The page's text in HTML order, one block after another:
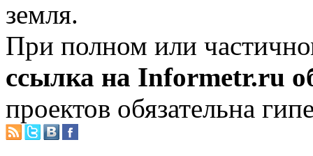
земля.
При полном или
ссылка на Informetr.ru
проектов обязательна